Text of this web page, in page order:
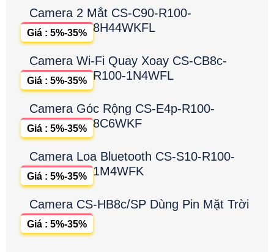
Camera 2 Mắt CS-C90-R100-
8H44WKFL
Giá : 5%-35%
Camera Wi-Fi Quay Xoay CS-CB8c-
R100-1N4WFL
Giá : 5%-35%
Camera Góc Rộng CS-E4p-R100-
8C6WKF
Giá : 5%-35%
Camera Loa Bluetooth CS-S10-R100-
1M4WFK
Giá : 5%-35%
Camera CS-HB8c/SP Dùng Pin Mặt Trời
Giá : 5%-35%